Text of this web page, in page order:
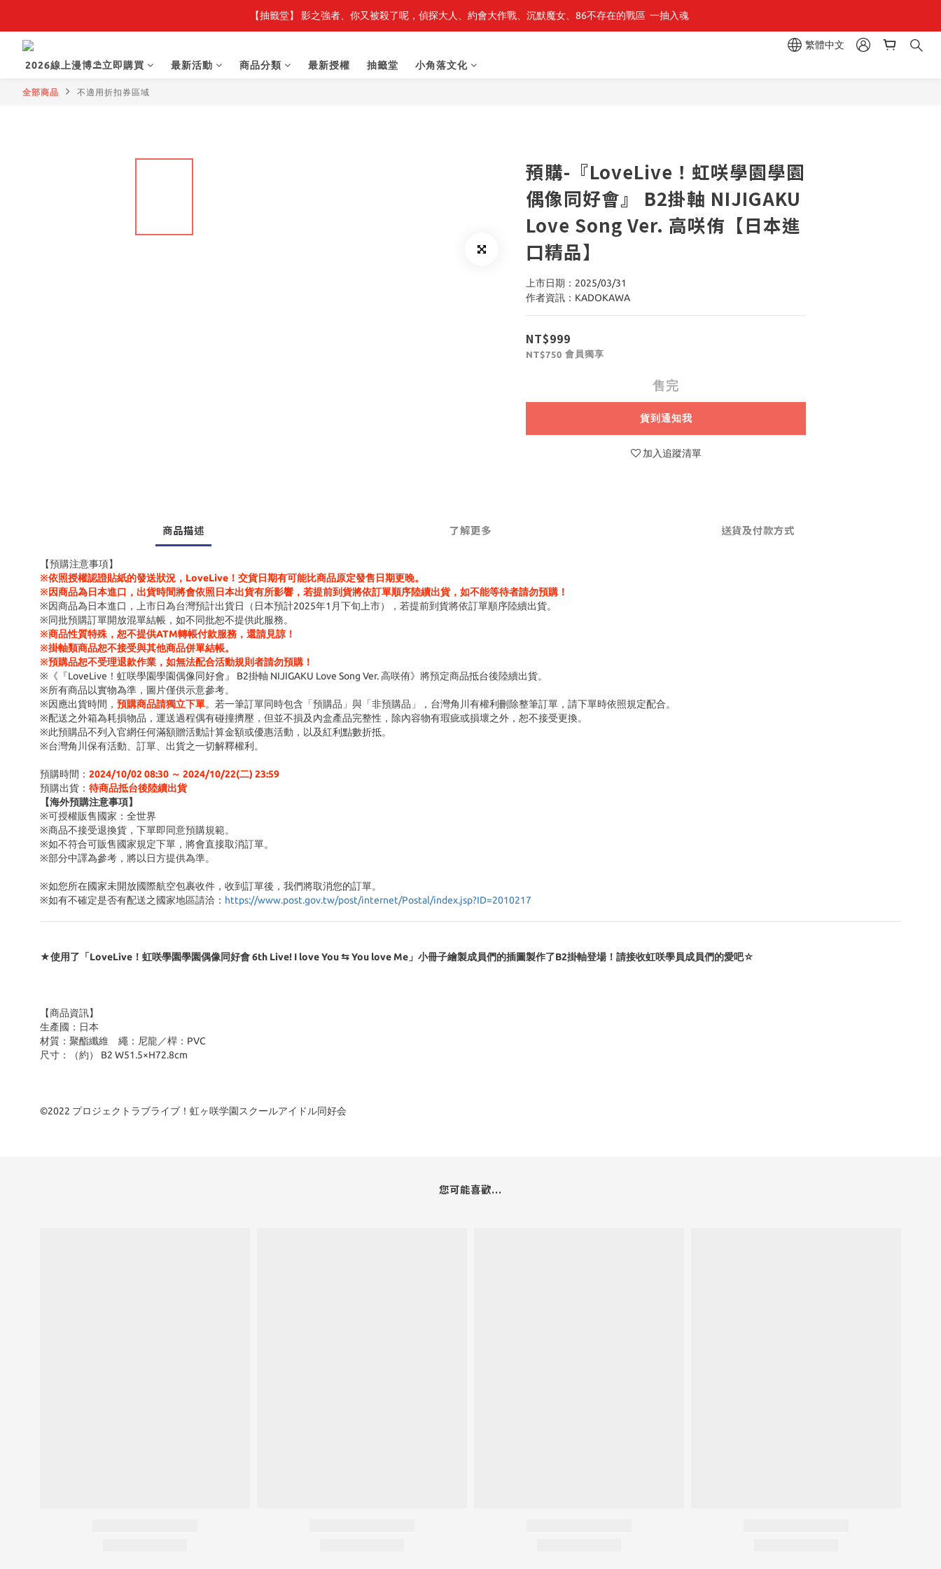
最新開賣🔥「全知讀者視角」 周邊商品
【抽籤堂】 影之強者、你又被殺了呢，偵探大人、約會大作戰、沉默魔女、86不存在的戰區  一抽入魂
繁體中文
2026線上漫博⛱️立即購買
最新活動 商品分類 最新授權 抽籤堂 小角落文化
全部商品 不適用折扣券區域
預購-『LoveLive！虹咲學園學園
偶像同好會』 B2掛軸 NIJIGAKU
Love Song Ver. 高咲侑【日本進
口精品】
上市日期：2025/03/31
作者資訊：KADOKAWA
NT$999
NT$750 會員獨享
售完
貨到通知我
加入追蹤清單
商品描述 了解更多 送貨及付款方式
【預購注意事項】
※依照授權認證貼紙的發送狀況，LoveLive！交貨日期有可能比商品原定發售日期更晚。
※因商品為日本進口，出貨時間將會依照日本出貨有所影響，若提前到貨將依訂單順序陸續出貨，如不能等待者請勿預購！
※因商品為日本進口，上市日為台灣預計出貨日（日本預計2025年1月下旬上市），若提前到貨將依訂單順序陸續出貨。
※同批預購訂單開放混單結帳，如不同批恕不提供此服務。
※商品性質特殊，恕不提供ATM轉帳付款服務，還請見諒！
※掛軸類商品恕不接受與其他商品併單結帳。
※預購品恕不受理退款作業，如無法配合活動規則者請勿預購！
※《『LoveLive！虹咲學園學園偶像同好會』 B2掛軸 NIJIGAKU Love Song Ver. 高咲侑》將預定商品抵台後陸續出貨。
※所有商品以實物為準，圖片僅供示意參考。
※因應出貨時間， 預購商品請獨立下單。若一筆訂單同時包含「預購品」與「非預購品」，台灣角川有權利刪除整筆訂單，請下單時依照規定配合。
※配送之外箱為耗損物品，運送過程偶有碰撞擠壓，但並不損及內盒產品完整性，除內容物有瑕疵或損壞之外，恕不接受更換。
※此預購品不列入官網任何滿額贈活動計算金額或優惠活動，以及紅利點數折抵。
※台灣角川保有活動、訂單、出貨之一切解釋權利。
預購時間： 2024/10/02 08:30 ～ 2024/10/22(二) 23:59
預購出貨： 待商品抵台後陸續出貨
【海外預購注意事項】
※可授權販售國家：全世界
※商品不接受退換貨，下單即同意預購規範。
※如不符合可販售國家規定下單，將會直接取消訂單。
※部分中譯為參考，將以日方提供為準。
※如您所在國家未開放國際航空包裹收件，收到訂單後，我們將取消您的訂單。
※如有不確定是否有配送之國家地區請洽： https://www.post.gov.tw/post/internet/Postal/index.jsp?ID=2010217
★使用了「LoveLive！虹咲學園學園偶像同好會 6th Live! I love You ⇆ You love Me」小冊子繪製成員們的插圖製作了B2掛軸登場！請接收虹咲學員成員們的愛吧☆
【商品資訊】
生產國：日本
材質：聚酯纖維 繩：尼龍／桿：PVC
尺寸：（約） B2 W51.5×H72.8cm
©2022 プロジェクトラブライブ！虹ヶ咲学園スクールアイドル同好会
您可能喜歡...